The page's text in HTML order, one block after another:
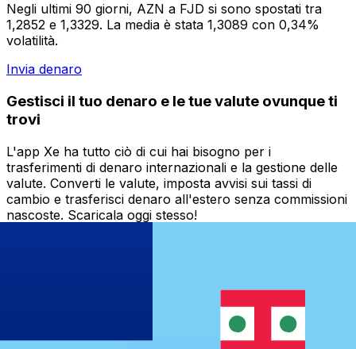
Negli ultimi 90 giorni, AZN a FJD si sono spostati tra
1,2852 e 1,3329. La media è stata 1,3089 con 0,34%
volatilità.
Invia denaro
Gestisci il tuo denaro e le tue valute ovunque ti
trovi
L'app Xe ha tutto ciò di cui hai bisogno per i
trasferimenti di denaro internazionali e la gestione delle
valute. Converti le valute, imposta avvisi sui tassi di
cambio e trasferisci denaro all'estero senza commissioni
nascoste. Scaricala oggi stesso!